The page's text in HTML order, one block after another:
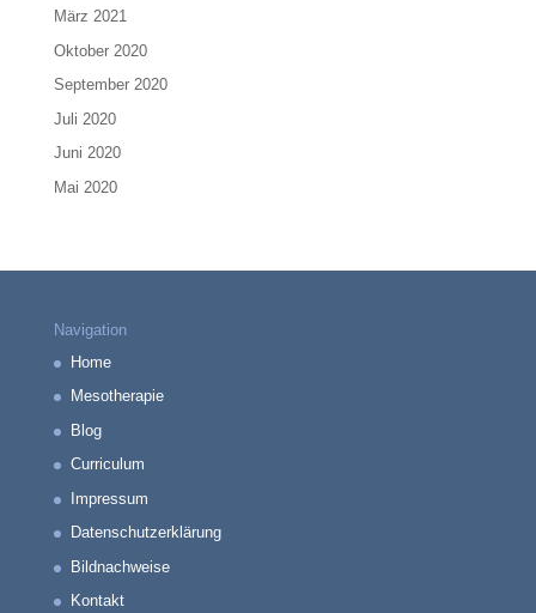
März 2021
Oktober 2020
September 2020
Juli 2020
Juni 2020
Mai 2020
Navigation
Home
Mesotherapie
Blog
Curriculum
Impressum
Datenschutzerklärung
Bildnachweise
Kontakt